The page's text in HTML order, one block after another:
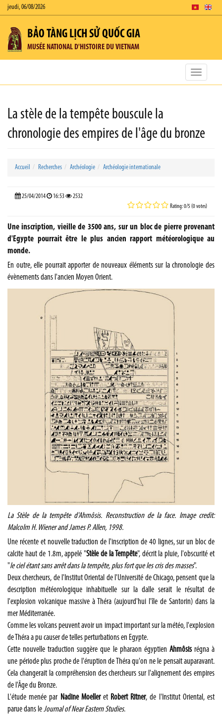
jeudi, 06/08/2026
BẢO TÀNG LỊCH SỬ QUỐC GIA
MUSÉE NATIONAL D'HISTOIRE DU VIETNAM
Toggle
La stèle de la tempête bouscule la
chronologie des empires de l'âge du bronze
Accueil Recherches Archéologie Archéologie internationale
25/04/2014 16:53 2532
Rating: 0/5 (0 votes)
Une inscription, vieille de 3500 ans, sur un bloc de pierre provenant
d'Egypte pourrait être le plus ancien rapport météorologique au
monde.
En outre, elle pourrait apporter de nouveaux éléments sur la chronologie des
évènements dans l'ancien Moyen Orient.
La Stèle de la tempête d'Ahmôsis. Reconstruction de la face. Image credit:
Malcolm H. Wiener and James P. Allen, 1998.
Une récente et nouvelle traduction de l'inscription de 40 lignes, sur un bloc de
calcite haut de 1.8m, appelé "Stèle de la Tempête", décrit la pluie, l'obscurité et
"le ciel étant sans arrêt dans la tempête, plus fort que les cris des masses".
Deux chercheurs, de l'Institut Oriental de l'Université de Chicago, pensent que la
description météorologique inhabituelle sur la dalle serait le résultat de
l'explosion volcanique massive à Théra (aujourd'hui l'île de Santorin) dans la
mer Méditerranée.
Comme les volcans peuvent avoir un impact important sur la météo, l'explosion
de Théra a pu causer de telles perturbations en Egypte.
Cette nouvelle traduction suggère que le pharaon égyptien Ahmôsis régna à
une période plus proche de l'éruption de Théra qu'on ne le pensait auparavant.
Cela changerait la compréhension des chercheurs sur l'alignement des empires
de l'Âge du Bronze.
L'étude menée par Nadine Moelleret Robert Ritner, de l'Institut Oriental, est
parue dans leJournal of Near Eastern Studies.